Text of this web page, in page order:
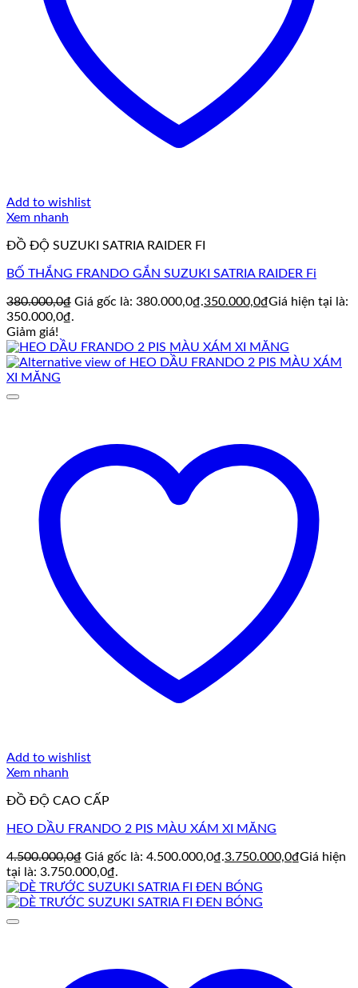
Add to wishlist
Xem nhanh
ĐỒ ĐỘ SUZUKI SATRIA RAIDER FI
BỐ THẮNG FRANDO GẮN SUZUKI SATRIA RAIDER Fi
380.000,0₫ Giá gốc là: 380.000,0₫.350.000,0₫Giá hiện tại là:
350.000,0₫.
Giảm giá!
Add to wishlist
Xem nhanh
ĐỒ ĐỘ CAO CẤP
HEO DẦU FRANDO 2 PIS MÀU XÁM XI MĂNG
4.500.000,0₫ Giá gốc là: 4.500.000,0₫.3.750.000,0₫Giá hiện
tại là: 3.750.000,0₫.